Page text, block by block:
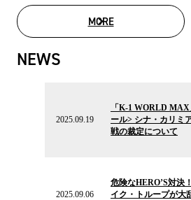
MOREMOVIE LIST
NEWS
2025.09.19
「K-1 WORLD
ール> シナ・カリミ
戦の裁定について
2025.09.06
危険なHERO’S対決
イク・トループが大